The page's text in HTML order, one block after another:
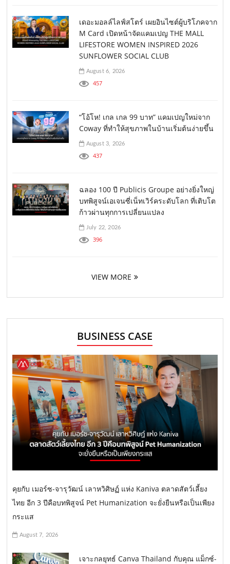
เดอะมอลล์ไลฟ์สโตร์ เผยอินไซต์ผู้บริโภคจาก
M Card เปิดหน้าจัดแคมเปญ THE MALL
LIFESTORE WOMEN INSPIRED 2026
SUNFLOWER SOCIAL CLUB
August 6, 2026
457
“โอ้โห! เกล เกล 99 บาท” แคมเปญใหม่จาก
Coway ที่ทำให้สุขภาพในบ้านเริ่มต้นง่ายขึ้น
August 3, 2026
437
ฉลอง 100 ปี Publicis Groupe อย่างยิ่งใหญ่
บทพิสูจน์เอเจนซี่เน็ทเวิร์คระดับโลก ที่เติบโต
ก้าวผ่านทุกการเปลี่ยนแปลง
July 22, 2026
396
VIEW MORE
BUSINESS CASE
คุยกับ เมอร์ซ-จารุวัฒน์ เลาหวิศิษฏ์ แห่ง Kaniva ตลาดสัตว์เลี้ยง
ไทย อีก 3 ปีคือบทพิสูจน์ Pet Humanization จะยั่งยืนหรือเป็นเพียง
กระแส
August 7, 2026
เจาะกลยุทธ์ Canva Thailand กับคุณ แม็กซ์-